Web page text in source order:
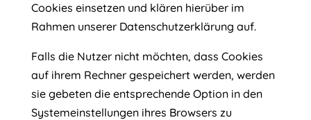
Cookies einsetzen und klären hierüber im
Rahmen unserer Datenschutzerklärung auf.
Falls die Nutzer nicht möchten, dass Cookies
auf ihrem Rechner gespeichert werden, werden
sie gebeten die entsprechende Option in den
Systemeinstellungen ihres Browsers zu